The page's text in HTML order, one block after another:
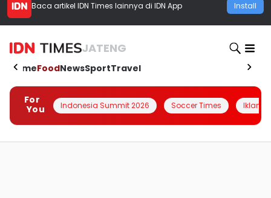
Baca artikel IDN Times lainnya di IDN App Install
JATENG
HomeFoodNewsSportTravel
For
You
Indonesia Summit 2026 Soccer Times Iklanin